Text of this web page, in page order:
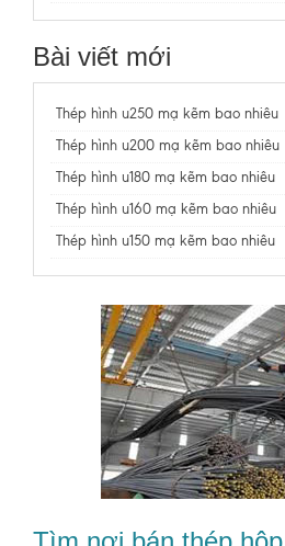
Bài viết mới
Thép hình u250 mạ kẽm bao nhiêu
Thép hình u200 mạ kẽm bao nhiêu
Thép hình u180 mạ kẽm bao nhiêu
Thép hình u160 mạ kẽm bao nhiêu
Thép hình u150 mạ kẽm bao nhiêu